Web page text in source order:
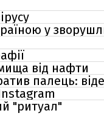
у
від нафти
палець:
"ритуал"